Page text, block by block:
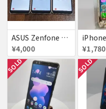
ASUS Zenfone Live (L1) ロック品×3台
¥4,000
¥1,780
SOLD SOLD